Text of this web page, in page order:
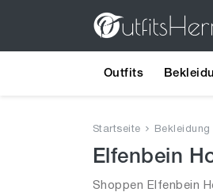
Outfits
Startseite Bekleidung
Elfenbein
Shoppen Elfenbein